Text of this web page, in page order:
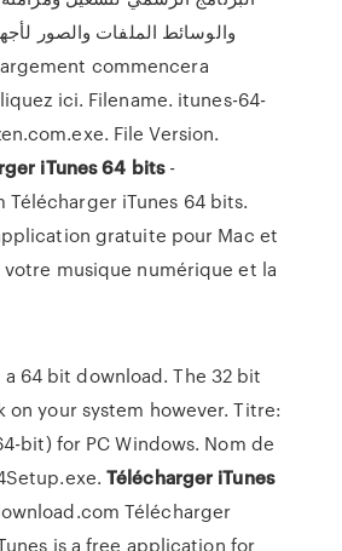
والوسائط الملفات والصور
commencera
ici. Filename. itunes-64-
File Version.
iTunes64 bits-
Télécharger iTunes 64 bits.
gratuite pour Mac et
votre musique numérique et la
64 bit download. The 32 bit
on your system however. Titre:
bit) for PC Windows. Nom de
Télécharger iTunes
Télécharger
is a free application for